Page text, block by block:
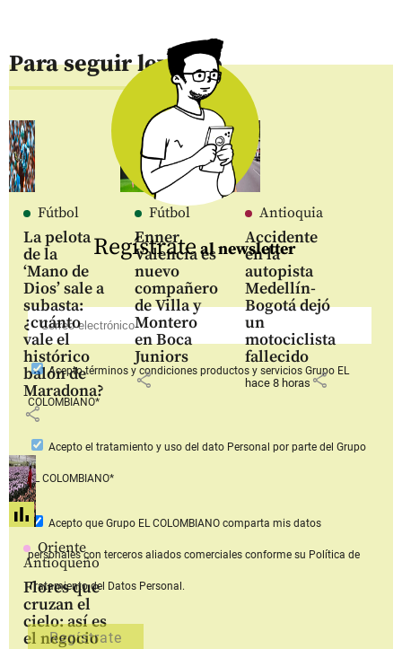
Para seguir leyendo
Fútbol
La pelota
de la
‘Mano de
Dios’ sale a
subasta:
¿cuánto
vale el
histórico
balón de
Maradona?
share
Fútbol
Enner
Valencia es
nuevo
compañero
de Villa y
Montero
en Boca
Juniors
share
Antioquia
Accidente
en la
autopista
Medellín-
Bogotá dejó
un
motociclista
fallecido
hace 8 horasshare
Oriente
Antioqueño
Flores que
cruzan el
cielo: así es
el negocio
Regístrateal newsletter
Aceptotérminos y condiciones productos y serviciosGrupo EL
COLOMBIANO*
Acepto el tratamiento y uso del dato Personal por parte del Grupo
EL COLOMBIANO*
Acepto que Grupo EL COLOMBIANOcomparta mis datos
personales con terceros aliados comerciales conforme su Política de
Tratamiento del Datos Personal.